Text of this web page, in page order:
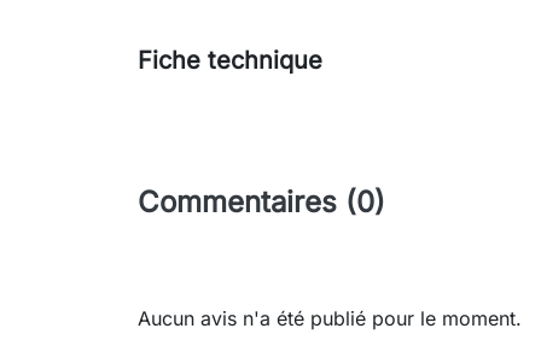
Fiche technique
Commentaires (0)
Aucun avis n'a été publié pour le moment.